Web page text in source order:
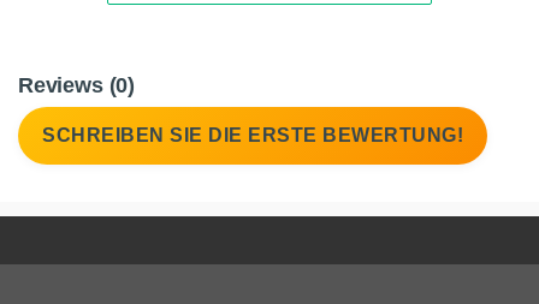
Reviews (0)
SCHREIBEN SIE DIE ERSTE BEWERTUNG!